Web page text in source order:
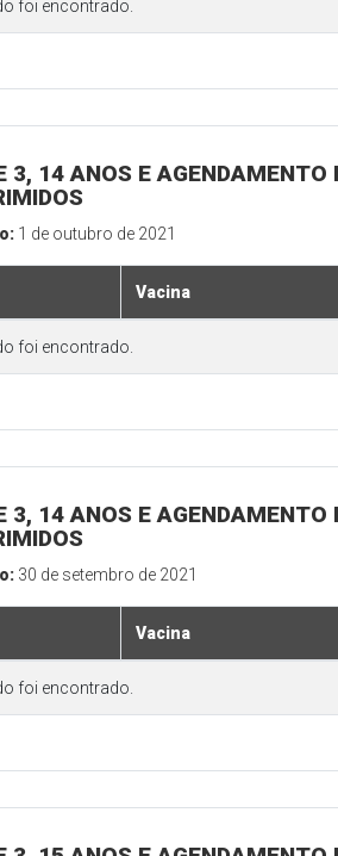
foi encontrado.
3, 14 ANOS E
1 de outubro de 2021
Vacina
foi encontrado.
3, 14 ANOS E
30 de setembro de 2021
Vacina
foi encontrado.